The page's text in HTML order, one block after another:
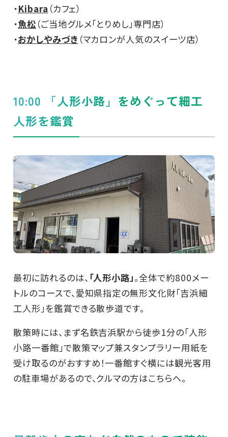
・Kibara （カフェ）
・魚松 （ご当地グルメ「とりめし」専門店）
・おかしやみづき （マカロンが人気のスイーツ店）
10:00 「人形小路」をめぐって細工
人形を鑑賞
最初に訪れるのは、 「人形小路」。全体で約800メー
トルのコースで、愛知県指定の無形文化財「吉浜細
工人形」を鑑賞できる散歩道です。
散策時には、まず名鉄吉浜駅から徒歩1分の「人形
小路一番館」で散策マップ兼スタンプラリー用紙を
受け取るのがおすすめ！一番館すぐ横には観光客用
の駐車場があるので、クルマの方はこちらへ。